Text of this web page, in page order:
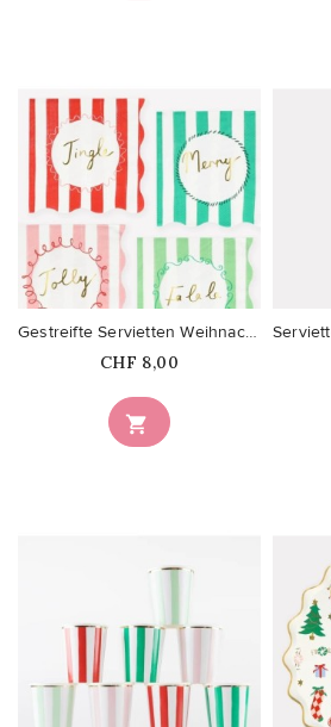
favorite_border

Gestreifte Servietten Weihnachten
Price
CHF 8,00
favorite_border favorite_border